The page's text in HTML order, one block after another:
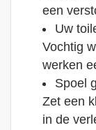
een
Uw
Vochtig
werken
Spoel
Zet een
in de